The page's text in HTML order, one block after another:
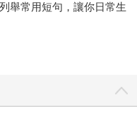
舉常用短句，讓你日常生